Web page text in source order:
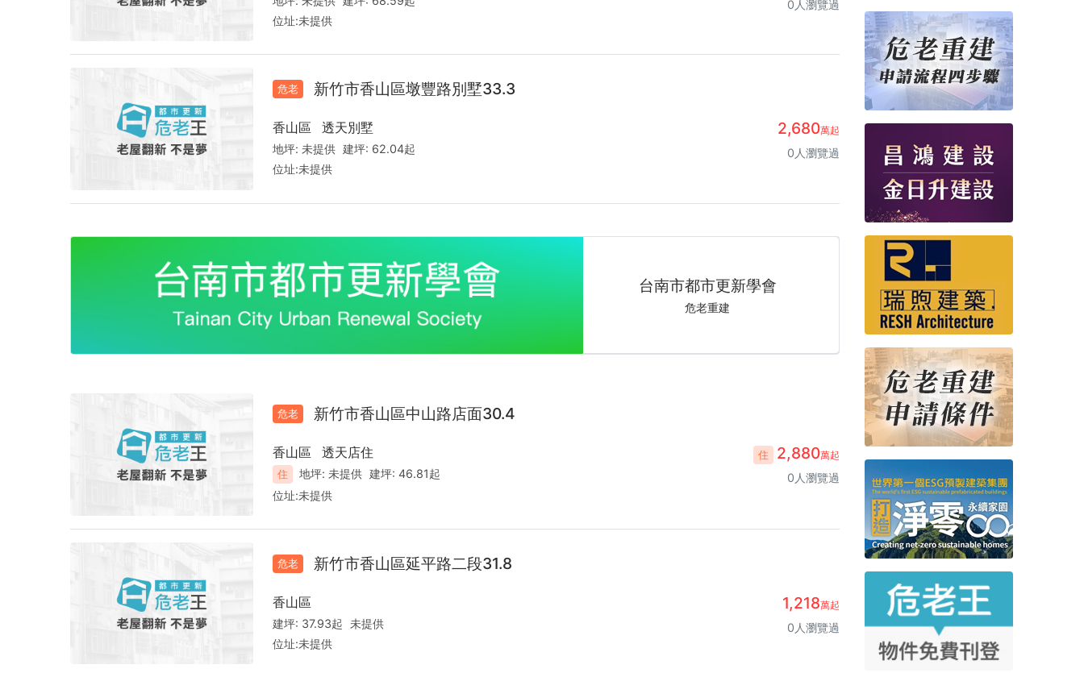
0人瀏覽過
位址:未提供
危老 新竹市香山區墩豐路別墅33.3
2,680萬起
0人瀏覽過
香山區 透天別墅
地坪:未提供 建坪: 62.04起
位址:未提供
idshow
好宅秀居家設計平台
都市更新危老王
未來裝修圖說
未來裝修圖說
台南市都市更新學會
危老重建
心旅空間設計
老屋翻新、室內設計免費諮詢
老屋翻新不是夢
讓家重新發光發熱！
idshow
好宅秀居家設計平台
都市更新危老王
危老 新竹市香山區中山路店面30.4
住 2,880萬起
0人瀏覽過
香山區 透天店住
住 地坪:未提供 建坪:46.81起
位址:未提供
危老 新竹市香山區延平路二段31.8
1,218萬起
0人瀏覽過
香山區
建坪: 37.93起 未提供
位址:未提供